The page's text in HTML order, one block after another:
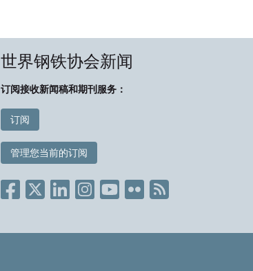
世界钢铁协会新闻
订阅接收新闻稿和期刊服务：
订阅
管理您当前的订阅